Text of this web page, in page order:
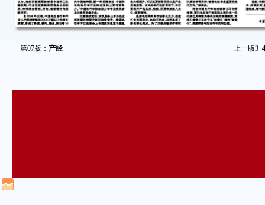
第07版： 产经 上一版3 4